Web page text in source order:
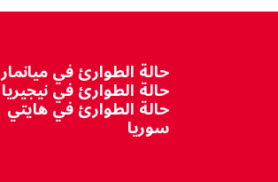
حالة الطوارئ في ميانمار
حالة الطوارئ في نيجيريا
حالة الطوارئ في هايتي
سوريا